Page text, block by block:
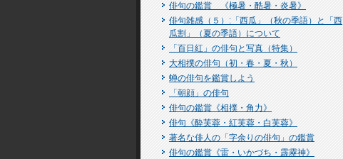
俳句の鑑賞 《極暑・酷暑・炎暑》
俳句雑感（５）:「西瓜」（秋の季語）と「西
瓜割」（夏の季語）について
「百日紅」の俳句と写真（特集）
大相撲の俳句（初・春・夏・秋）
蝉の俳句を鑑賞しよう
「朝顔」の俳句
俳句の鑑賞《相撲・角力》
俳句《酔芙蓉・紅芙蓉・白芙蓉》
著名な俳人の「字余りの俳句」の鑑賞
俳句の鑑賞《雷・いかづち・霹靂神》